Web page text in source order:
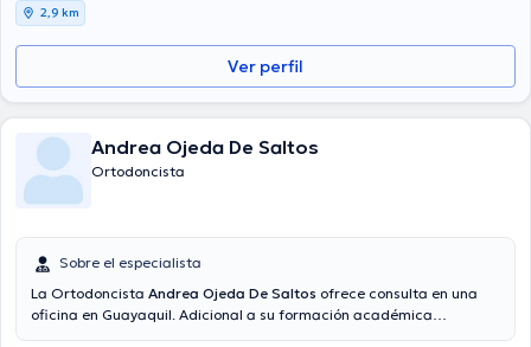
2,9 km
Ver perfil
Andrea Ojeda De Saltos
Ortodoncista
Sobre el especialista
La Ortodoncista Andrea Ojeda De Saltos ofrece consulta en una
oficina en Guayaquil. Adicional a su formación académica